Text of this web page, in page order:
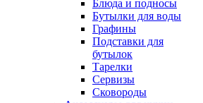
Блюда и подносы
Бутылки для воды
Графины
Подставки для
бутылок
Тарелки
Сервизы
Сковороды